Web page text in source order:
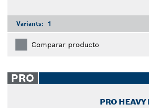
Variants: 1
Comparar producto
PRO
PRO HEAVY